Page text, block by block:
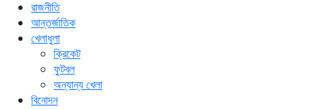
রাজনীতি
আন্তর্জাতিক
খেলাধুলা
ক্রিকেট
ফুটবল
অন্যান্য খেলা
বিনোদন